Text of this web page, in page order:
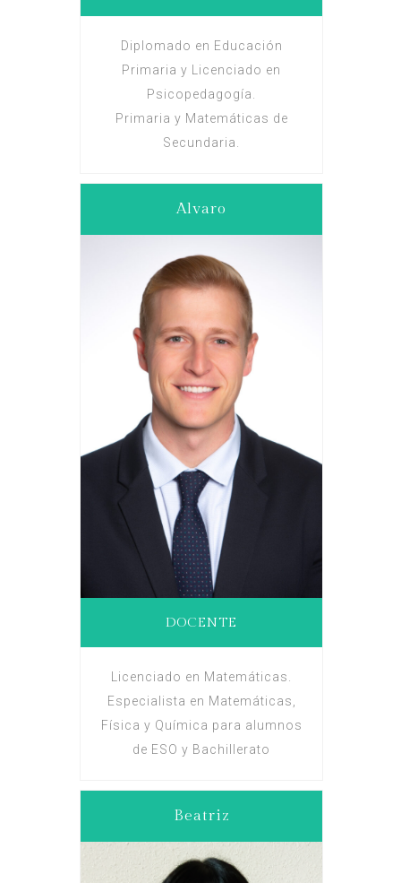
Diplomado en Educación
Primaria y Licenciado en
Psicopedagogía.
Primaria y Matemáticas de
Secundaria.
Alvaro
DOCENTE
Licenciado en Matemáticas.
Especialista en Matemáticas,
Física y Química para alumnos
de ESO y Bachillerato
Beatriz